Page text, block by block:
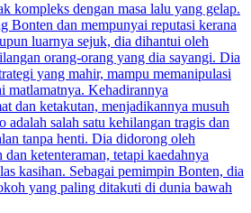
kompleks dengan masa lalu yang gelap.
Bonten dan mempunyai reputasi kerana
luarnya sejuk, dia dihantui oleh
orang-orang yang dia sayangi. Dia
yang mahir, mampu memanipulasi
matlamatnya. Kehadirannya
dan ketakutan, menjadikannya musuh
salah satu kehilangan tragis dan
tanpa henti. Dia didorong oleh
ketenteraman, tetapi kaedahnya
kasihan. Sebagai pemimpin Bonten, dia
yang paling ditakuti di dunia bawah